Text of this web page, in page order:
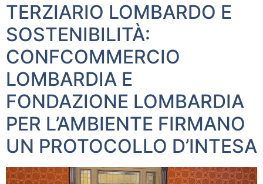
TERZIARIO LOMBARDO E
SOSTENIBILITÀ:
CONFCOMMERCIO
LOMBARDIA E
FONDAZIONE LOMBARDIA
PER L’AMBIENTE FIRMANO
UN PROTOCOLLO D’INTESA